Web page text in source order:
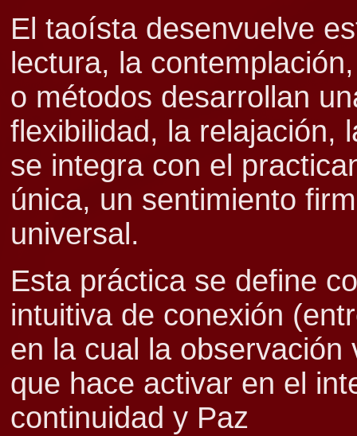
El taoísta desenvuelve
lectura, la
o métodos desarrollan
flexibilidad, la relajación,
se integra con el
única, un sentimiento
universal.
Esta práctica se define
intuitiva de conexión
en la cual la
que hace activar en el
continuidad y Paz